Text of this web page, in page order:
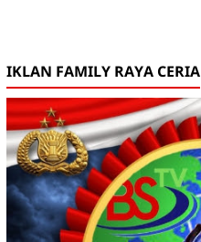
IKLAN FAMILY RAYA CERIA